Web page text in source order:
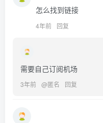
怎么找到链接
4年前 回复
需要自己订阅机场
3年前 @匿名 回复